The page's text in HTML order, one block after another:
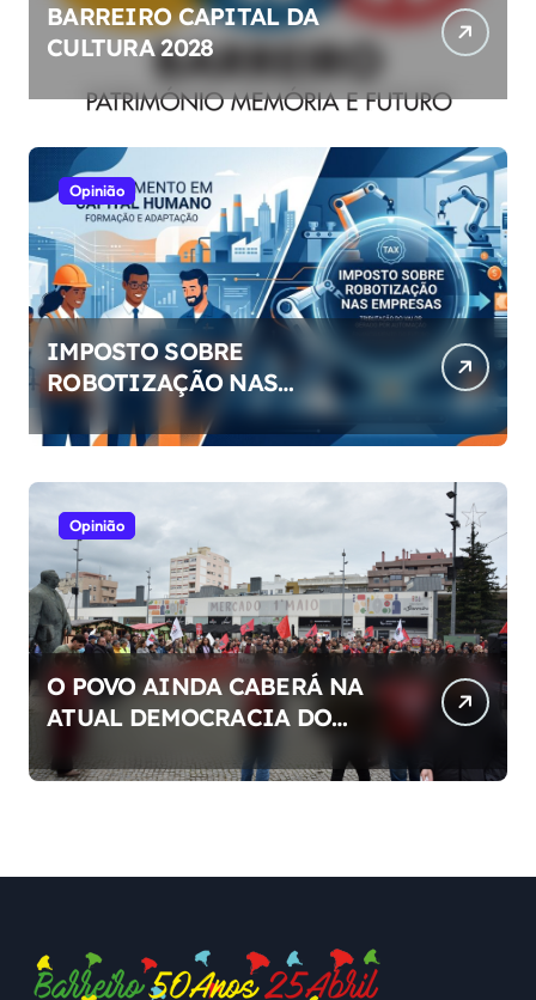
BARREIRO CAPITAL DA
CULTURA 2028
Opinião
IMPOSTO SOBRE
ROBOTIZAÇÃO NAS
EMPRESAS
Opinião
O POVO AINDA CABERÁ NA
ATUAL DEMOCRACIA DO